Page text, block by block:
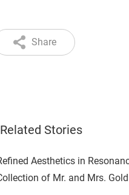
Share
Related Stories